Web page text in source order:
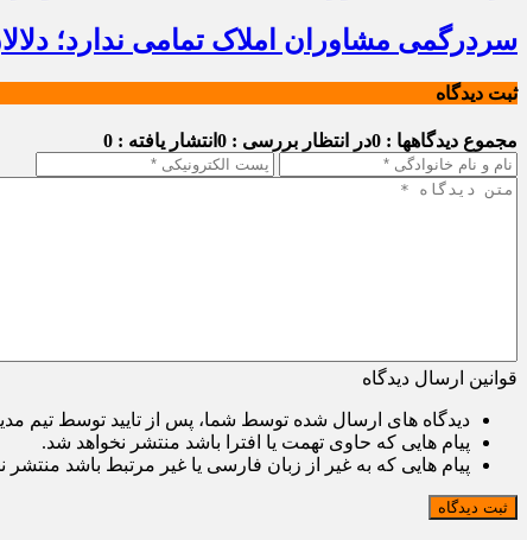
سردرگمی مشاوران املاک تمامی ندارد؛
ثبت دیدگاه
مجموع دیدگاهها : 0 در انتظار بررسی : 0 انتشار یافته : 0
قوانین ارسال دیدگاه
دیدگاه های ارسال شده توسط شما، پس از تایید توسط تیم
پیام هایی که حاوی تهمت یا افترا باشد منتشر نخواهد شد.
پیام هایی که به غیر از زبان فارسی یا غیر مرتبط باشد منتشر
ثبت دیدگاه